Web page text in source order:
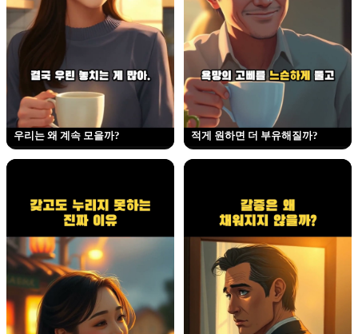
우리는 왜 계속 모을까? 적게 원하면 더 부유해질까?